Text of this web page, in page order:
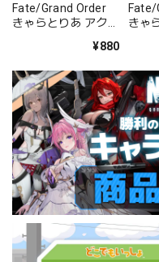
Fate/Grand Order
きゃらとりあ アクリ
¥880
Fate/
きゃ
バー